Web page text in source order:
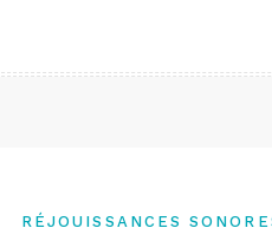
RÉJOUISSANCES